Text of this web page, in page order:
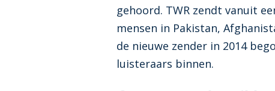
gehoord. TWR zendt vanuit
mensen in Pakistan,
de nieuwe zender in 2014
luisteraars binnen.